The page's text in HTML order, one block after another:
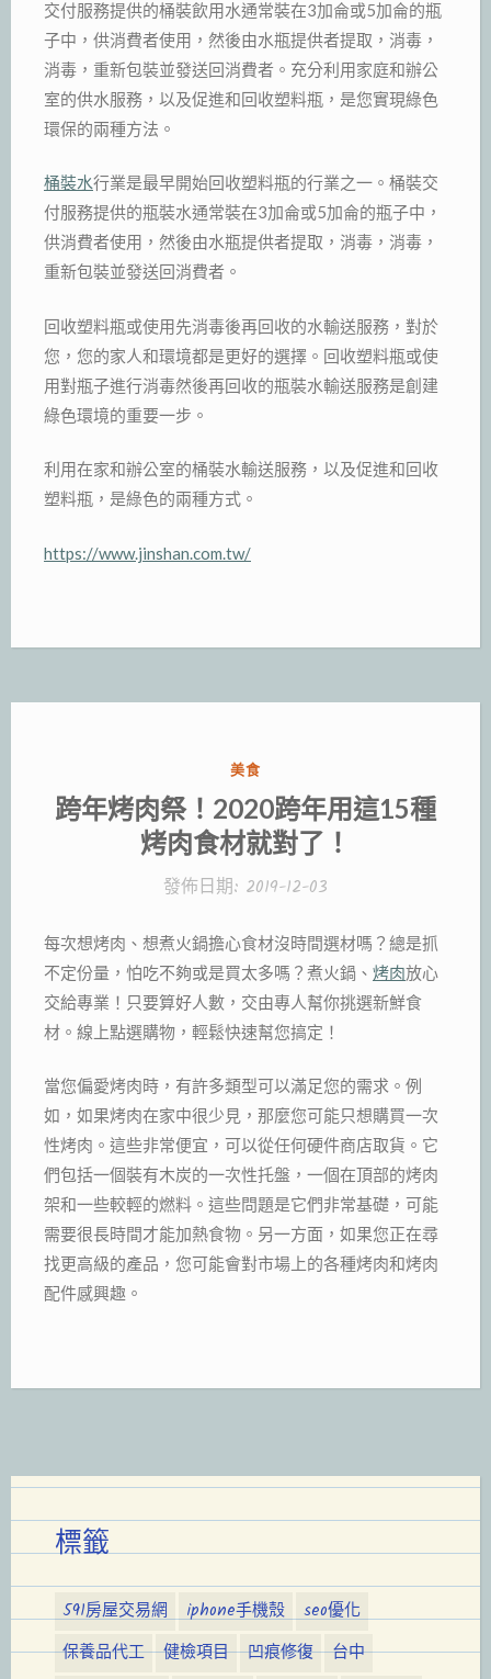
交付服務提供的桶裝飲用水通常裝在3加侖或5加侖的瓶
子中，供消費者使用，然後由水瓶提供者提取，消毒，
消毒，重新包裝並發送回消費者。充分利用家庭和辦公
室的供水服務，以及促進和回收塑料瓶，是您實現綠色
環保的兩種方法。
桶裝水行業是最早開始回收塑料瓶的行業之一。桶裝交
付服務提供的瓶裝水通常裝在3加侖或5加侖的瓶子中，
供消費者使用，然後由水瓶提供者提取，消毒，消毒，
重新包裝並發送回消費者。
回收塑料瓶或使用先消毒後再回收的水輸送服務，對於
您，您的家人和環境都是更好的選擇。回收塑料瓶或使
用對瓶子進行消毒然後再回收的瓶裝水輸送服務是創建
綠色環境的重要一步。
利用在家和辦公室的桶裝水輸送服務，以及促進和回收
塑料瓶，是綠色的兩種方式。
https://www.jinshan.com.tw/
分
美食
跨年烤肉祭！2020跨年用這15種
烤肉食材就對了！
發佈日期: 2019-12-03
每次想烤肉、想煮火鍋擔心食材沒時間選材嗎？總是抓
不定份量，怕吃不夠或是買太多嗎？煮火鍋、 烤肉放心
交給專業！只要算好人數，交由專人幫你挑選新鮮食
材。線上點選購物，輕鬆快速幫您搞定！
當您偏愛烤肉時，有許多類型可以滿足您的需求。例
如，如果烤肉在家中很少見，那麼您可能只想購買一次
性烤肉。這些非常便宜，可以從任何硬件商店取貨。它
們包括一個裝有木炭的一次性托盤，一個在頂部的烤肉
架和一些較輕的燃料。這些問題是它們非常基礎，可能
需要很長時間才能加熱食物。另一方面，如果您正在尋
找更高級的產品，您可能會對市場上的各種烤肉和烤肉
配件感興趣。
標籤
591房屋交易網 iphone手機殼
seo優化
保養品代工
健檢項目 凹痕修復
台中